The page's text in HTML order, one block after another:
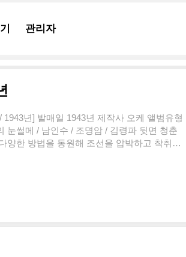
관리자
년] 발매일 1943년 제작사 오케 앨범유형
눈썰메 / 남인수 / 조명암 / 김령파 뒷면 청춘
양한 방법을 동원해 조선을 압박하고 착취했
가기도 했다. 일본으로 갈 수 없으니 당연히
의 눈썰메 / 눈썰매 [가사] 여기는 북쪽 하늘
오로라의 남쪽 길 아 ~ ~ ~ 여기가 타향이냐